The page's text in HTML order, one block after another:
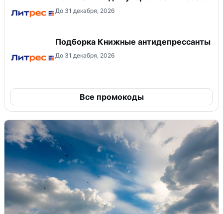
До 31 декабря, 2026
Подборка Книжные антидепрессанты
До 31 декабря, 2026
Все промокоды